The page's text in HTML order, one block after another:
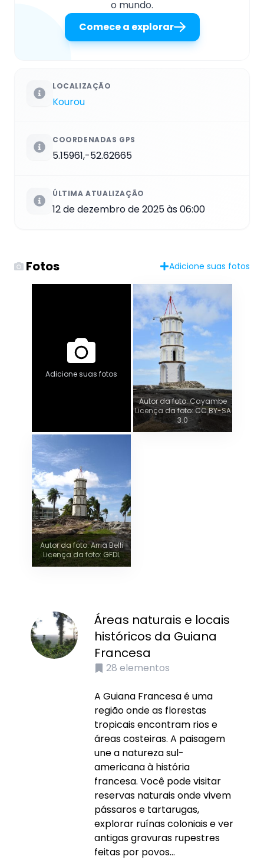
o mundo.
Comece a explorar
LOCALIZAÇÃO
Kourou
COORDENADAS GPS
5.15961,-52.62665
ÚLTIMA ATUALIZAÇÃO
12 de dezembro de 2025 às 06:00
Fotos Adicione suas fotos
Adicione suas fotos
Autor da foto: Cayambe
Licença da foto: CC BY-SA
3.0
Autor da foto: Arria Belli
Licença da foto: GFDL
Áreas naturais e locais
históricos da Guiana
Francesa
28 elementos
A Guiana Francesa é uma
região onde as florestas
tropicais encontram rios e
áreas costeiras. A paisagem
une a natureza sul-
americana à história
francesa. Você pode visitar
reservas naturais onde vivem
pássaros e tartarugas,
explorar ruínas coloniais e ver
antigas gravuras rupestres
feitas por povos...